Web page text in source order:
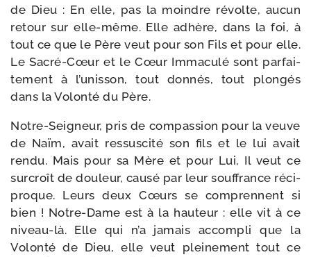
de Dieu : En elle, pas la moindre révolte, aucun
retour sur elle-​même. Elle adhère, dans la foi, à
tout ce que le Père veut pour son Fils et pour elle.
Le Sacré-​Cœur et le Cœur Immaculé sont par­fai­
te­ment à l’unisson, tout don­nés, tout plon­gés
dans la Volonté du Père.
Notre-​Seigneur, pris de com­pas­sion pour la veuve
de Naïm, avait res­sus­ci­té son fils et le lui avait
ren­du. Mais pour sa Mère et pour Lui, Il veut ce
sur­croît de dou­leur, cau­sé par leur souf­france réci­
proque. Leurs deux Cœurs se com­prennent si
bien ! Notre-​Dame est à la hau­teur : elle vit à ce
niveau-​là. Elle qui n’a jamais accom­pli que la
Volonté de Dieu, elle veut plei­ne­ment tout ce